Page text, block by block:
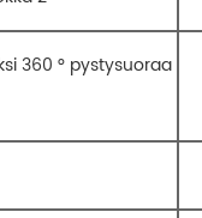
360 ° pystysuoraa